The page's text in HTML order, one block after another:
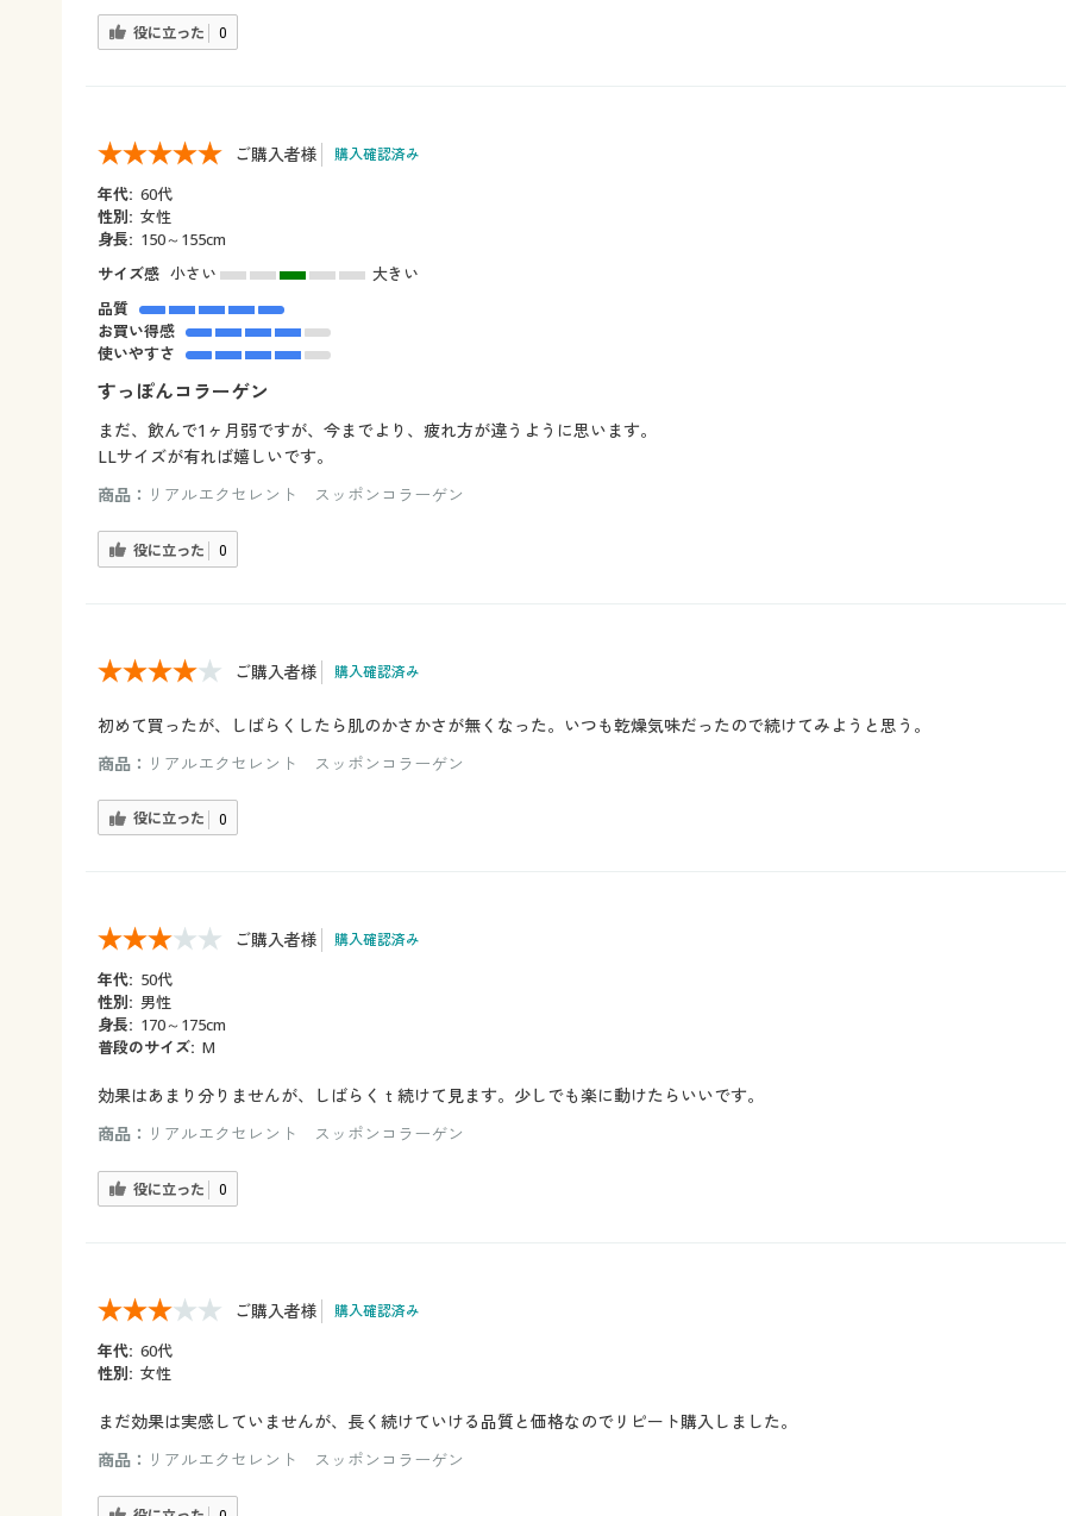
役に立った 0
ご購入者様 購入確認済み
年代: 60代
性別: 女性
身長: 150～155cm
サイズ感 小さい
大きい
品質
お買い得感
使いやすさ
すっぽんコラーゲン
まだ、飲んで1ヶ月弱ですが、今までより、疲れ方が違うように思います。
LLサイズが有れば嬉しいです。
商品： リアルエクセレント スッポンコラーゲン
役に立った 0
ご購入者様 購入確認済み
初めて買ったが、しばらくしたら肌のかさかさが無くなった。いつも乾燥気味だったので続けてみようと思う。
商品： リアルエクセレント スッポンコラーゲン
役に立った 0
ご購入者様 購入確認済み
年代: 50代
性別: 男性
身長: 170～175cm
普段のサイズ: M
効果はあまり分りませんが、しばらくｔ続けて見ます。少しでも楽に動けたらいいです。
商品： リアルエクセレント スッポンコラーゲン
役に立った 0
ご購入者様 購入確認済み
年代: 60代
性別: 女性
まだ効果は実感していませんが、長く続けていける品質と価格なのでリピート購入しました。
商品： リアルエクセレント スッポンコラーゲン